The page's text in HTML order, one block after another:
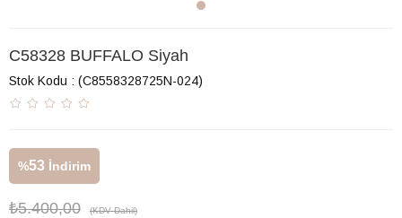
C58328 BUFFALO Siyah
Stok Kodu (C8558328725N-024)
%53 İndirim
₺5.400,00 (KDV Dahil)